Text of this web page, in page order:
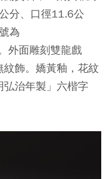
分、口徑11.6公
為
外面雕刻雙龍戲
飾。嬌黃釉，花紋
弘治年製」六楷字